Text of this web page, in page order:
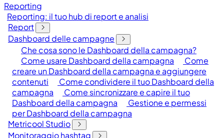
Reporting
Reporting: il tuo hub di report e analisi
Report
Dashboard delle campagne
Che cosa sono le Dashboard della campagna?
Come usare Dashboard della campagna
Come
creare un Dashboard della campagna e aggiungere
contenuti
Come condividere il tuo Dashboard della
campagna
Come sincronizzare e capire il tuo
Dashboard della campagna
Gestione e permessi
per Dashboard della campagna
Metricool Studio
Monitoraggio hashtag